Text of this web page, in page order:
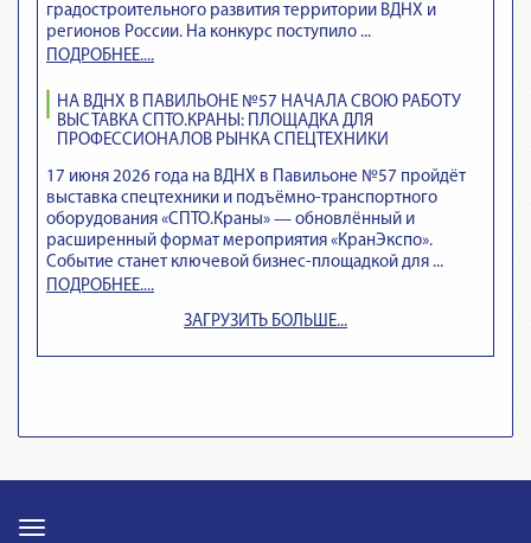
градостроительного развития территории ВДНХ и
регионов России. На конкурс поступило ...
ПОДРОБНЕЕ....
НА ВДНХ В ПАВИЛЬОНЕ №57 НАЧАЛА СВОЮ РАБОТУ
ВЫСТАВКА СПТО.КРАНЫ: ПЛОЩАДКА ДЛЯ
ПРОФЕССИОНАЛОВ РЫНКА СПЕЦТЕХНИКИ
17 июня 2026 года на ВДНХ в Павильоне №57 пройдёт
выставка спецтехники и подъёмно‑транспортного
оборудования «СПТО.Краны» — обновлённый и
расширенный формат мероприятия «КранЭкспо».
Событие станет ключевой бизнес‑площадкой для ...
ПОДРОБНЕЕ....
ЗАГРУЗИТЬ БОЛЬШЕ...